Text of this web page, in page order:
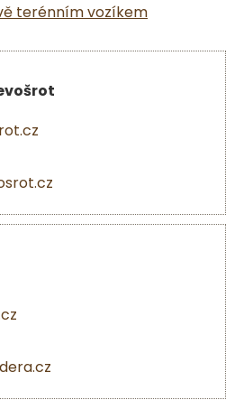
terénním vozíkem